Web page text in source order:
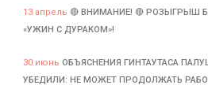
13 апрель 🔴 ВНИМАНИЕ! 🔴 РОЗЫГРЫШ
«УЖИН С ДУРАКОМ»!
30 июнь ОБЪЯСНЕНИЯ ГИНТАУТАСА
УБЕДИЛИ: НЕ МОЖЕТ ПРОДОЛЖАТЬ